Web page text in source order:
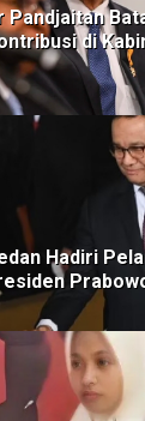
Pandjaitan
di
Hadiri